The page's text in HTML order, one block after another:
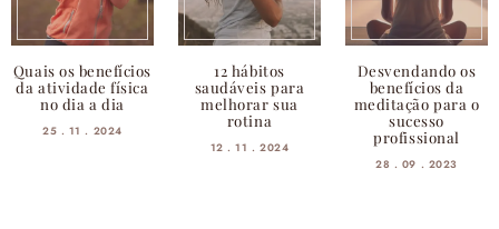
Quais os benefícios
da atividade física
no dia a dia
25 . 11 . 2024
12 hábitos
saudáveis para
melhorar sua
rotina
12 . 11 . 2024
Desvendando os
benefícios da
meditação para o
sucesso
profissional
28 . 09 . 2023